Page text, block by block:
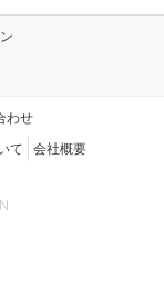
わせ
て 会社概要